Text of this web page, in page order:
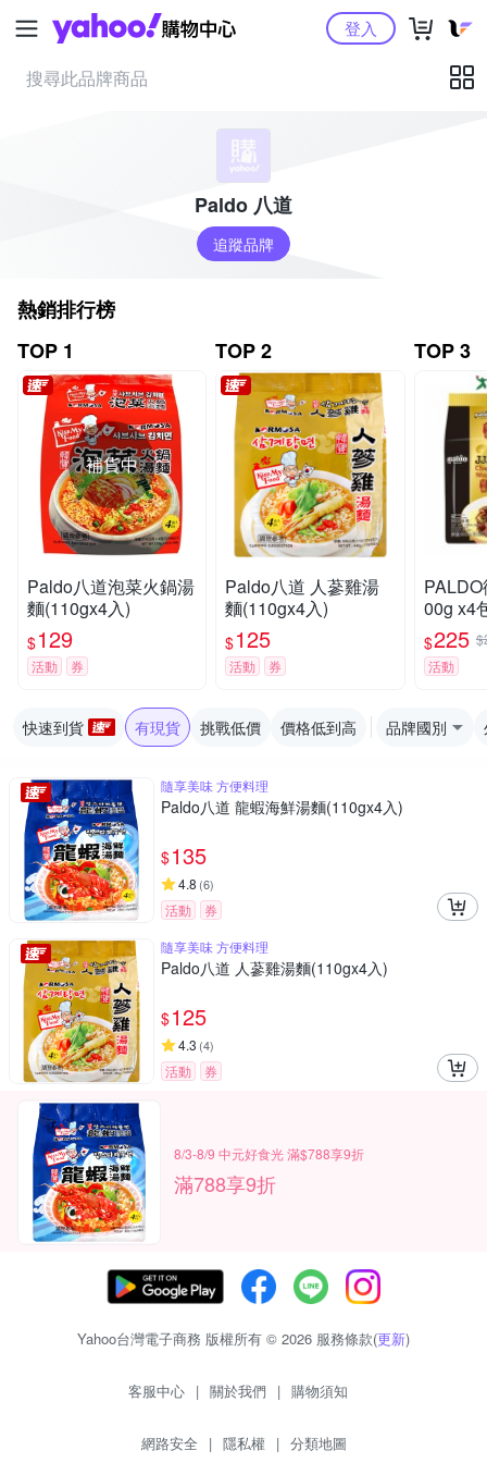
Yahoo購物中心登入
Paldo 八道
追蹤品牌
熱銷排行榜
TOP 1
補貨中
Paldo八道泡菜火鍋湯
麵(110gx4入)
$129
活動 券
TOP 2
Paldo八道 人蔘雞湯
麵(110gx4入)
$125
活動 券
TOP 3
00g x4
$225
活動
快速到貨 有現貨 挑戰低價 價格低到高 品牌國別
隨享美味 方便料理
Paldo八道 龍蝦海鮮湯麵(110gx4入)
$135
4.8 (6)
活動
券
隨享美味 方便料理
Paldo八道 人蔘雞湯麵(110gx4入)
$125
4.3 (4)
活動 券
8/3-8/9 中元好食光 滿$788享9折
滿788享9折
Yahoo台灣電子商務 版權所有 © 2026 服務條款(更新)
客服中心 | 關於我們 | 購物須知
網路安全 | 隱私權 | 分類地圖